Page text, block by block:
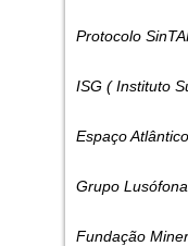
Protocolo
ISG ( Instituto
Espaço
Grupo
Fundação